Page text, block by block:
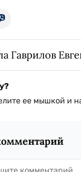
Гаврилов
ее мышкой и